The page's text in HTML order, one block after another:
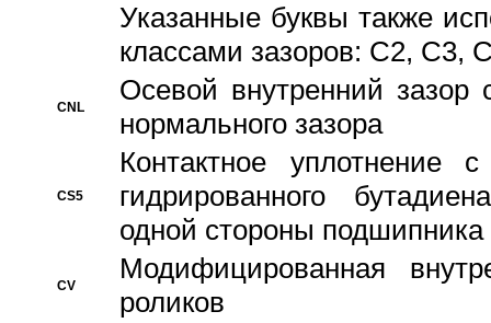
Указанные буквы также
классами зазоров: С2,
CNL
Осевой внутренний зазор
нормального зазора
CS5
Контактное уплотнение
гидрированного
одной стороны подшипника
CV
Модифицированная
роликов